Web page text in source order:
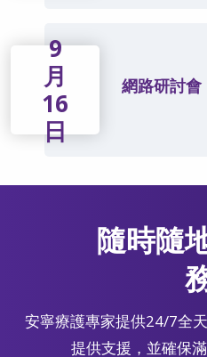
9
月
16
日
網路研討
隨時隨
安寧療護專家提供24/7全
提供支援，並確保